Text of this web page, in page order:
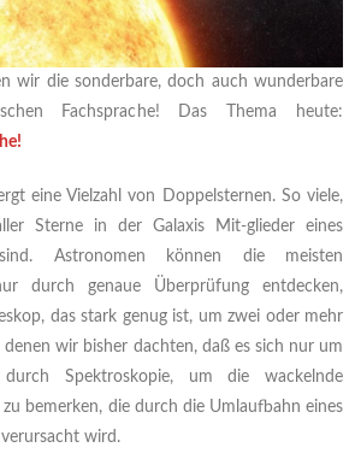
wir die sonderbare, doch auch wunderbare
Fachsprache! Das Thema heute:
eine Vielzahl von Doppelsternen. So viele,
Sterne in der Galaxis Mit-glieder eines
sind. Astronomen können die meisten
durch genaue Überprüfung entdecken,
das stark genug ist, um zwei oder mehr
wir bisher dachten, daß es sich nur um
Spektroskopie, um die wackelnde
zu bemerken, die durch die Umlaufbahn eines
wird.